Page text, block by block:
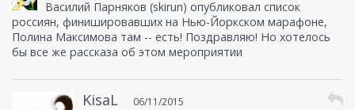
Василий Парняков (skirun) опубликовал список
россиян, финишировавших на Нью-Йоркском марафоне,
Полина Максимова там -- есть! Поздравляю! Но хотелось
бы все же рассказа об этом мероприятии
KisaL 06/11/2015